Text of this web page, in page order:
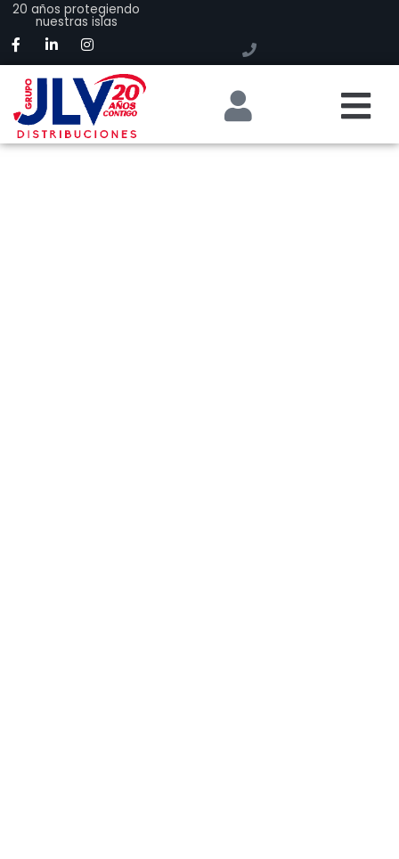
20 años protegiendo
nuestras islas